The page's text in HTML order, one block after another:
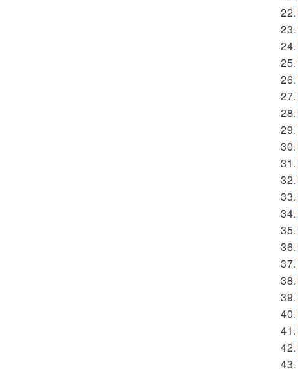
22.
23.
24.
25.
26.
27.
28.
29.
30.
31.
32.
33.
34.
35.
36.
37.
38.
39.
40.
41.
42.
43.